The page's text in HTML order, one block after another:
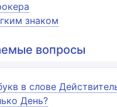
знаком
вопросы
в слове
День?